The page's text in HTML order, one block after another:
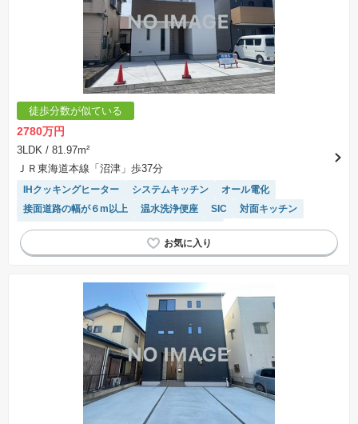
徒歩分数が似ている
2780万円
3LDK / 81.97m²
ＪＲ東海道本線「沼津」歩37分
IHクッキングヒーター システムキッチン
オール電化
接面道路の幅が６m以上
温水洗浄便座 SIC
対面キッチン
窓付き浴室
高機能トイレ
トイレ2個以上